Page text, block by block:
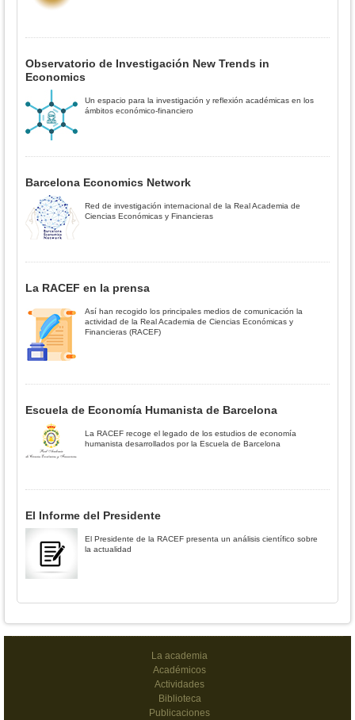
Observatorio de Investigación New Trends in
Economics
Un espacio para la investigación y reflexión académicas en los
ámbitos económico-financiero
Barcelona Economics Network
Red de investigación internacional de la Real Academia de
Ciencias Económicas y Financieras
La RACEF en la prensa
Así han recogido los principales medios de comunicación la
actividad de la Real Academia de Ciencias Económicas y
Financieras (RACEF)
Escuela de Economía Humanista de Barcelona
La RACEF recoge el legado de los estudios de economía
humanista desarrollados por la Escuela de Barcelona
El Informe del Presidente
El Presidente de la RACEF presenta un análisis científico sobre
la actualidad
La academia
Académicos
Actividades
Biblioteca
Publicaciones